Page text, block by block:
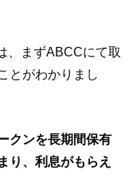
、まずABCCにて取
とがわかりまし
クンを長期間保有
り、利息がもらえ